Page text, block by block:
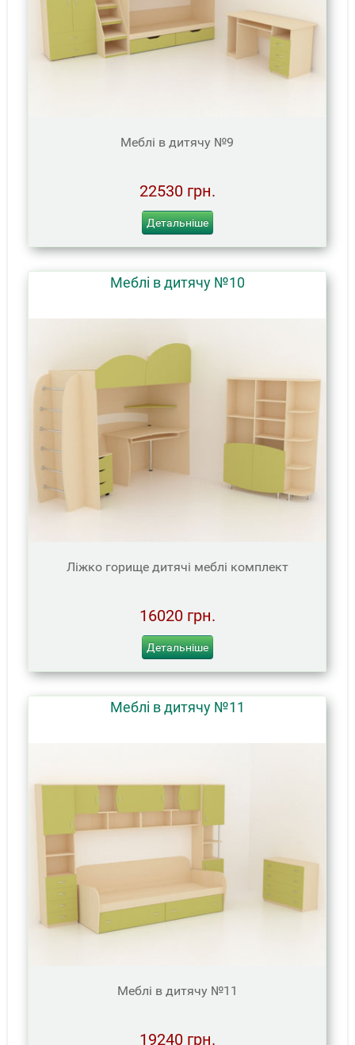
Меблі в дитячу №9
22530 грн.
Детальніше
Меблі в дитячу №10
Ліжко горище дитячі меблі комплект
16020 грн.
Детальніше
Меблі в дитячу №11
Меблі в дитячу №11
19240 грн.